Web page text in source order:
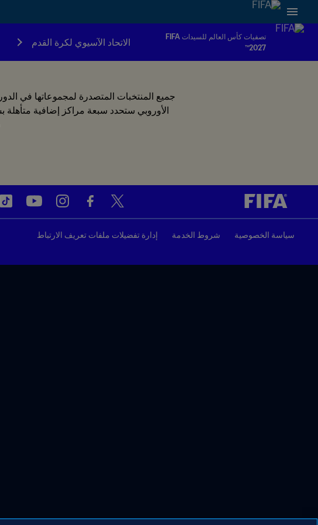
تصفيات كأس العالم للسيدات FIFA
2027™
الاتحاد الآسيوي لكرة القدم
سياسة الخصوصية شروط الخدمة إدارة تفضيلات ملفات تعريف الارتباط